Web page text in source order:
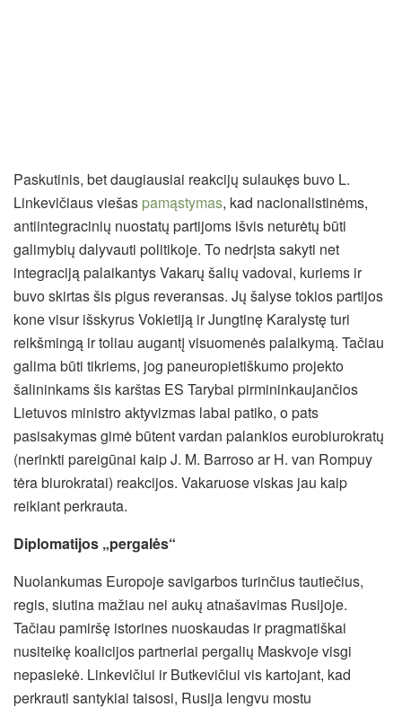
Paskutinis, bet daugiausiai reakcijų sulaukęs buvo L.
Linkevičiaus viešas pamąstymas, kad nacionalistinėms,
antiintegracinių nuostatų partijoms išvis neturėtų būti
galimybių dalyvauti politikoje. To nedrįsta sakyti net
integraciją palaikantys Vakarų šalių vadovai, kuriems ir
buvo skirtas šis pigus reveransas. Jų šalyse tokios partijos
kone visur išskyrus Vokietiją ir Jungtinę Karalystę turi
reikšmingą ir toliau augantį visuomenės palaikymą. Tačiau
galima būti tikriems, jog paneuropietiškumo projekto
šalininkams šis karštas ES Tarybai pirmininkaujančios
Lietuvos ministro aktyvizmas labai patiko, o pats
pasisakymas gimė būtent vardan palankios eurobiurokratų
(nerinkti pareigūnai kaip J. M. Barroso ar H. van Rompuy
tėra biurokratai) reakcijos. Vakaruose viskas jau kaip
reikiant perkrauta.
Diplomatijos „pergalės“
Nuolankumas Europoje savigarbos turinčius tautiečius,
regis, siutina mažiau nei aukų atnašavimas Rusijoje.
Tačiau pamiršę istorines nuoskaudas ir pragmatiškai
nusiteikę koalicijos partneriai pergalių Maskvoje visgi
nepasiekė. Linkevičiui ir Butkevičiui vis kartojant, kad
perkrauti santykiai taisosi, Rusija lengvu mostu